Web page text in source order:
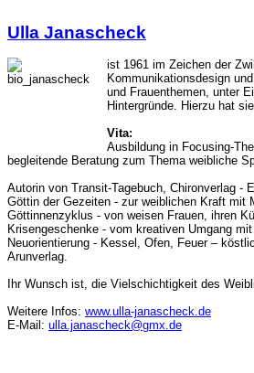
Ulla Janascheck
ist 1961 im Zeichen der
Kommunikationsdesign
und Frauenthemen, unter
Hintergründe. Hierzu hat
Vita:
Ausbildung in Focusing-
begleitende Beratung zum Thema weibliche
Autorin von Transit-Tagebuch, Chironverlag -
Göttin der Gezeiten - zur weiblichen Kraft mit
Göttinnenzyklus - von weisen Frauen, ihren
Krisengeschenke - vom kreativen Umgang
Neuorientierung - Kessel, Ofen, Feuer –
Arunverlag.
Ihr Wunsch ist, die Vielschichtigkeit des
Weitere Infos: www.ulla-janascheck.de
E-Mail: ulla.janascheck@gmx.de